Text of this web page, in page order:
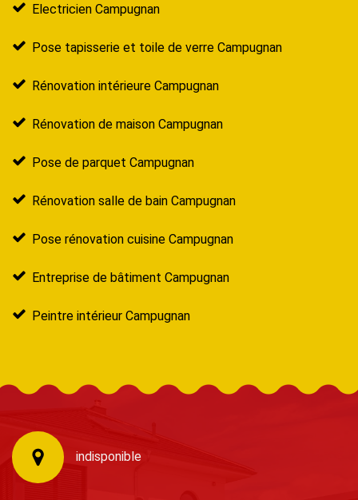
Electricien Campugnan
Pose tapisserie et toile de verre Campugnan
Rénovation intérieure Campugnan
Rénovation de maison Campugnan
Pose de parquet Campugnan
Rénovation salle de bain Campugnan
Pose rénovation cuisine Campugnan
Entreprise de bâtiment Campugnan
Peintre intérieur Campugnan
indisponible